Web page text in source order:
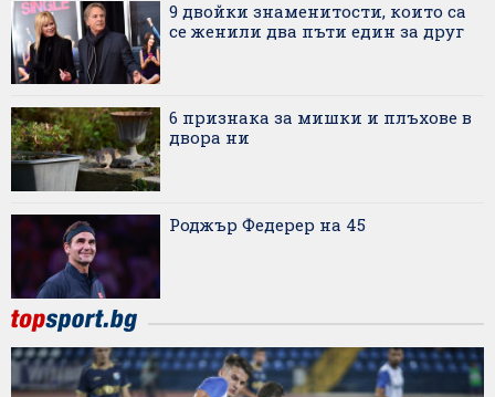
9 двойки знаменитости, които са
се женили два пъти един за друг
6 признака за мишки и плъхове в
двора ни
Роджър Федерер на 45